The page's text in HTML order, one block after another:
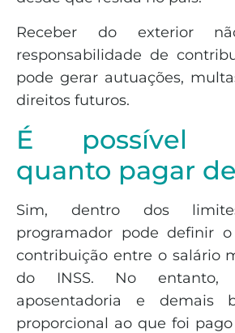
Receber do exterior
responsabilidade de
pode gerar autuações,
direitos futuros.
É possível
quanto pagar de
Sim, dentro dos
programador pode definir
contribuição entre o salário
do INSS. No
aposentadoria e demais
proporcional ao que foi